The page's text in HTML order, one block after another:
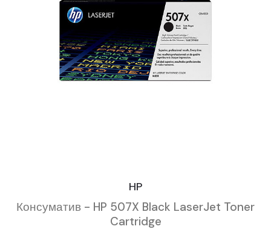
HP
Консуматив - HP 507X Black LaserJet Toner
Cartridge